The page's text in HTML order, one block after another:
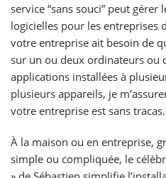
service “sans souci” peut gérer
logicielles pour les entreprises
votre entreprise ait besoin de
sur un ou deux ordinateurs ou
applications installées à
plusieurs appareils, je
votre entreprise est sans tracas.
À la maison ou en entreprise,
simple ou compliquée, le